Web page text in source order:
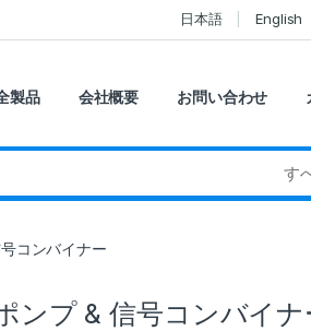
日本語 English
製品 会社概要 お問い合わせ
コンバイナー
ンプ & 信号コンバイナ